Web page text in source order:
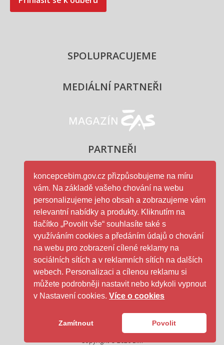
úspěšně završila proces akreditace a […]
v BIM pro veřejnou správu
Koncepce BIM
Tým Koncepce BIM České Agentury pro
standardizaci zveřejňuje podzimní nabídku
navazujících workshopů a školení, které probíhají v
rámci pilotní fáze […]
Snídaně s Agenturou: Aktuální informace k
přijatému zákonu o BIM
Daniel Novotný
07.08.2025
Koncepce BIM
Neformální snídaně
I po prázdninách Česká agentura pro standardizaci
(ČAS) pokračuje v úspěšné sérii neformálních
snídaní, které se staly vyhledávanou platformou pro
Učiněn významný legislativní krok k podpoře
koncepcebim.gov.cz přizpůsobujeme na míru
vám. Na základě vašeho chování na webu
personalizujeme jeho obsah a zobrazujeme vám
relevantní nabídky a produkty. Kliknutím na
tlačítko „Povolit vše“ souhlasíte také s
využíváním cookies a předáním údajů o chování
na webu pro zobrazení cílené reklamy na
sociálních sítích a v reklamních sítích na dalších
webech. Personalizaci a cílenou reklamu si
můžete podrobněji nastavit nebo kdykoli vypnout
v Nastavení cookies.Více o cookies
Zamítnout Povolit